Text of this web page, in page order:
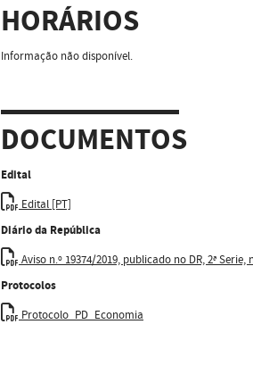
HORÁRIOS
Informação não disponível.
DOCUMENTOS
Edital
Edital [PT]
Diário da República
Aviso n.º 19374/2019, publicado no DR, 2ª Serie,
Protocolos
Protocolo_PD_Economia